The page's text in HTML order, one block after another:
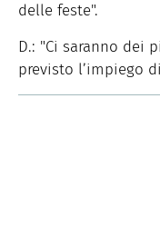
delle feste".
D.: "Ci saranno dei
previsto l’impiego